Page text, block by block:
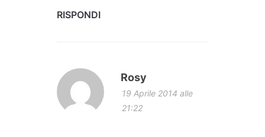
RISPONDI
Rosy
19 Aprile 2014 alle
21:22